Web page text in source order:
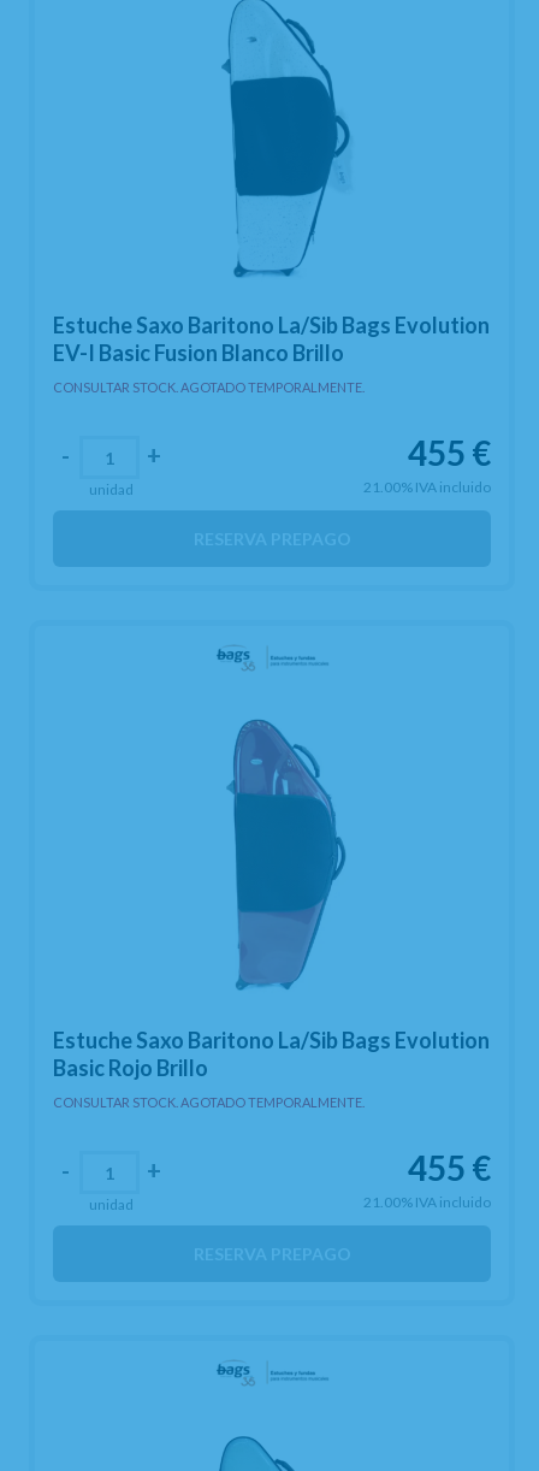
Estuche Saxo Baritono La/Sib Bags Evolution
EV-I Basic Fusion Blanco Brillo
CONSULTAR STOCK. AGOTADO TEMPORALMENTE.
455 €
21.00% IVA incluido
- +
unidad
RESERVA PREPAGO
Estuche Saxo Baritono La/Sib Bags Evolution
Basic Rojo Brillo
CONSULTAR STOCK. AGOTADO TEMPORALMENTE.
455 €
21.00% IVA incluido
- +
unidad
RESERVA PREPAGO